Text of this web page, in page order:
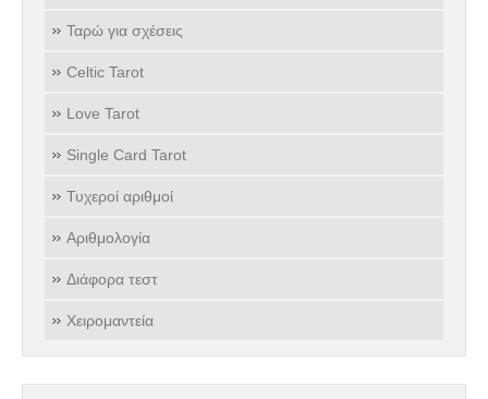
Ταρώ για σχέσεις
Celtic Tarot
Love Tarot
Single Card Tarot
Τυχεροί αριθμοί
Αριθμολογία
Διάφορα τεστ
Χειρομαντεία